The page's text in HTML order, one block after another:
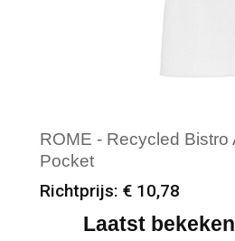
ROME - Recycled Bistro
Pocket
Richtprijs: € 10,78
Minimale afname: 25
Laatst